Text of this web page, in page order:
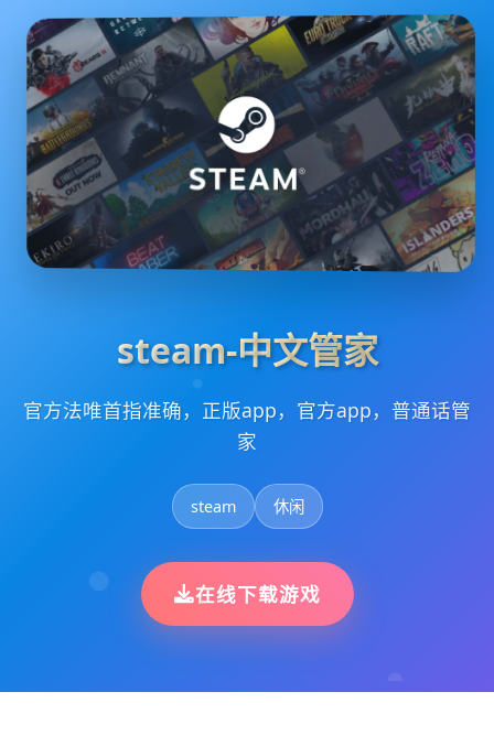
steam-中文管家
官方法唯首指准确，正版app，官方app，普通话管
家
steam 休闲
在线下载游戏